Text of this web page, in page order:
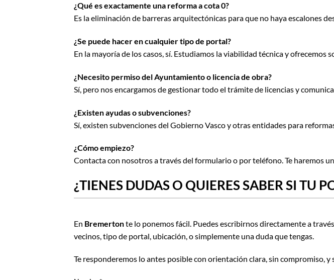
¿Qué es exactamente una reforma a cota 0?
Es la eliminación de barreras arquitectónicas para que no haya escalones
¿Se puede hacer en cualquier tipo de portal?
En la mayoría de los casos, sí. Estudiamos la viabilidad técnica y ofrecemos
¿Necesito permiso del Ayuntamiento o licencia de obra?
Sí, pero nos encargamos de gestionar todo el trámite de licencias y
¿Existen ayudas o subvenciones?
Sí, existen subvenciones del Gobierno Vasco y otras entidades para
¿Cómo empiezo?
Contacta con nosotros a través del formulario o por teléfono. Te haremos
¿TIENES DUDAS O QUIERES SABER SI TU
En Bremertonte lo ponemos fácil. Puedes escribirnos directamente a
vecinos, tipo de portal, ubicación, o simplemente una duda que tengas.
Te responderemos lo antes posible con orientación clara, sin compromiso,